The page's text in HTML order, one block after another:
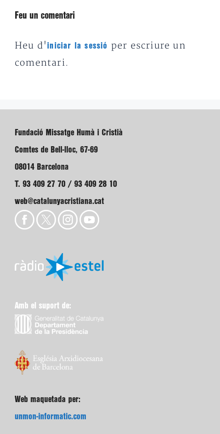
Feu un comentari
Heu d'iniciar la sessió
per escriure un
comentari.
Fundació Missatge Humà i Cristià
Comtes de Bell-lloc, 67-69
08014 Barcelona
T. 93 409 27 70 / 93 409 28 10
web@catalunyacristiana.cat
Amb el suport de:
Web maquetada per:
unmon-informatic.com